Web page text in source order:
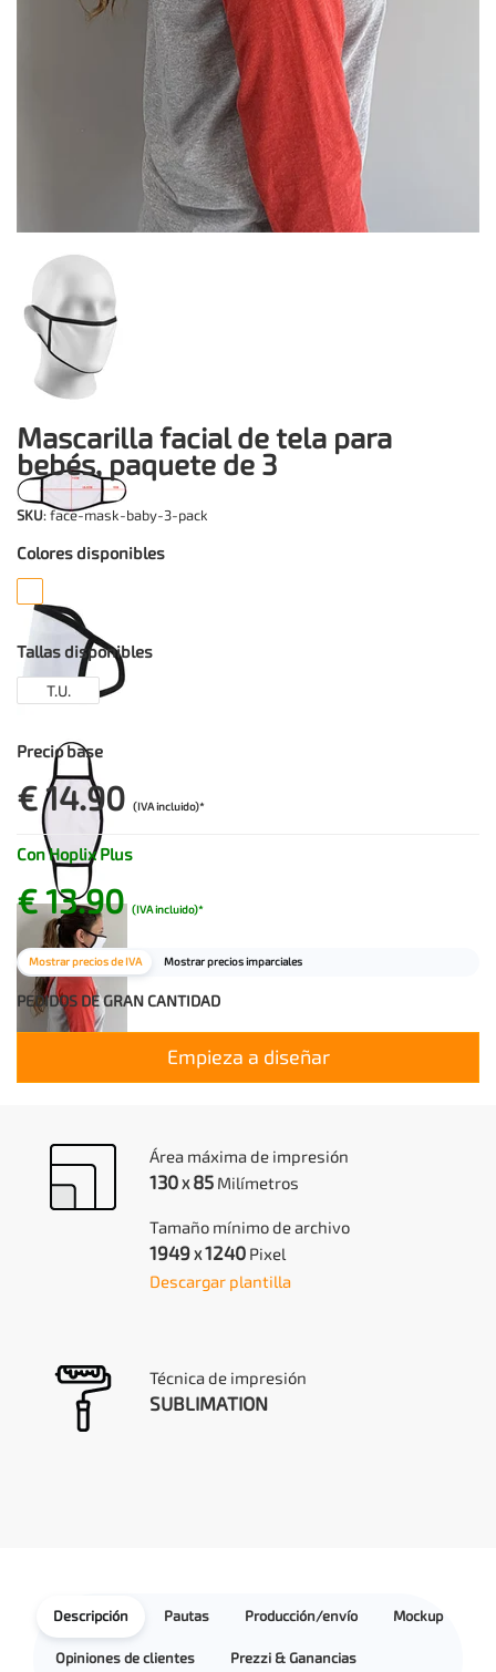
Mascarilla facial de tela para
bebés, paquete de 3
SKU: face-mask-baby-3-pack
Colores disponibles
Tallas disponibles
T.U.
Precio base
€ 14.90 (IVA incluido)*
Con Hoplix Plus
€ 13.90 (IVA incluido)*
Mostrar precios de IVA Mostrar precios imparciales
PEDIDOS DE GRAN CANTIDAD
Empieza a diseñar
Área máxima de impresión
130 X 85Milímetros
Tamaño mínimo de archivo
1949 X 1240Pixel
Descargar plantilla
Técnica de impresión
SUBLIMATION
Descripción Pautas Producción/envío Mockup
Opiniones de clientes Prezzi & Ganancias